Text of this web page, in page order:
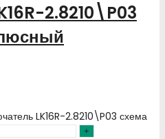
2.8210\P03
LK16R-2.8210\P03 схема